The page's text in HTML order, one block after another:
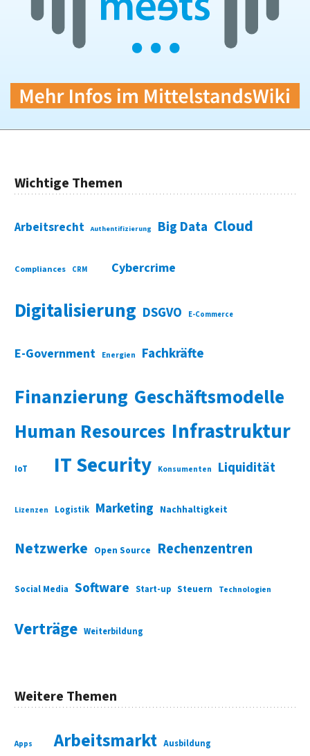
Wichtige Themen
Arbeitsrecht Authentifizierung Big Data Cloud
Compliances CRM Cybercrime
Digitalisierung DSGVO E-Commerce
E-Government Energien Fachkräfte
Finanzierung Geschäftsmodelle
Human Resources Infrastruktur
IoT IT Security Konsumenten Liquidität
Lizenzen Logistik Marketing Nachhaltigkeit
Netzwerke Open Source Rechenzentren
Social Media Software Start-up Steuern Technologien
Verträge Weiterbildung
Weitere Themen
Apps Arbeitsmarkt Ausbildung